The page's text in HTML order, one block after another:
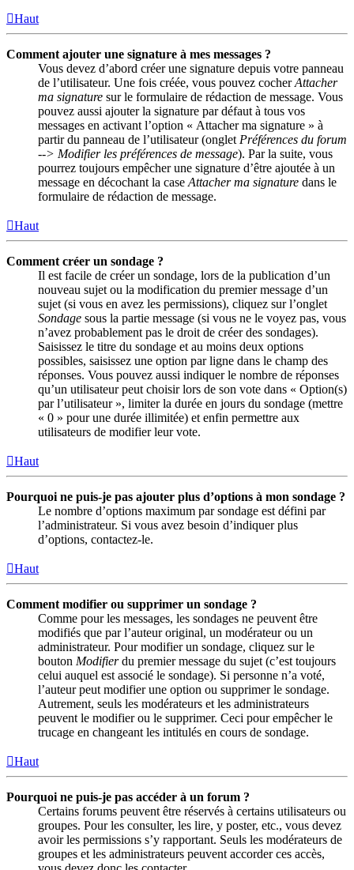
Haut
Comment ajouter une signature à mes messages ?
Vous devez d’abord créer une signature depuis votre panneau
de l’utilisateur. Une fois créée, vous pouvez cocherAttacher
ma signature sur le formulaire de rédaction de message. Vous
pouvez aussi ajouter la signature par défaut à tous vos
messages en activant l’option « Attacher ma signature » à
partir du panneau de l’utilisateur (onglet Préférences du forum
--> Modifier les préférences de message). Par la suite, vous
pourrez toujours empêcher une signature d’être ajoutée à un
message en décochant la case Attacher ma signature dans le
formulaire de rédaction de message.
Haut
Comment créer un sondage ?
Il est facile de créer un sondage, lors de la publication d’un
nouveau sujet ou la modification du premier message d’un
sujet (si vous en avez les permissions), cliquez sur l’onglet
Sondage sous la partie message (si vous ne le voyez pas, vous
n’avez probablement pas le droit de créer des sondages).
Saisissez le titre du sondage et au moins deux options
possibles, saisissez une option par ligne dans le champ des
réponses. Vous pouvez aussi indiquer le nombre de réponses
qu’un utilisateur peut choisir lors de son vote dans « Option(s)
par l’utilisateur », limiter la durée en jours du sondage (mettre
« 0 » pour une durée illimitée) et enfin permettre aux
utilisateurs de modifier leur vote.
Haut
Pourquoi ne puis-je pas ajouter plus d’options à mon sondage ?
Le nombre d’options maximum par sondage est défini par
l’administrateur. Si vous avez besoin d’indiquer plus
d’options, contactez-le.
Haut
Comment modifier ou supprimer un sondage ?
Comme pour les messages, les sondages ne peuvent être
modifiés que par l’auteur original, un modérateur ou un
administrateur. Pour modifier un sondage, cliquez sur le
bouton Modifierdu premier message du sujet (c’est toujours
celui auquel est associé le sondage). Si personne n’a voté,
l’auteur peut modifier une option ou supprimer le sondage.
Autrement, seuls les modérateurs et les administrateurs
peuvent le modifier ou le supprimer. Ceci pour empêcher le
trucage en changeant les intitulés en cours de sondage.
Haut
Pourquoi ne puis-je pas accéder à un forum ?
Certains forums peuvent être réservés à certains utilisateurs ou
groupes. Pour les consulter, les lire, y poster, etc., vous devez
avoir les permissions s’y rapportant. Seuls les modérateurs de
groupes et les administrateurs peuvent accorder ces accès,